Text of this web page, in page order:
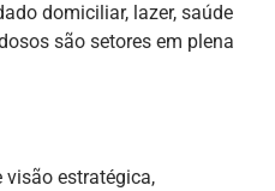
domiciliar, lazer, saúde
são setores em plena
visão estratégica,